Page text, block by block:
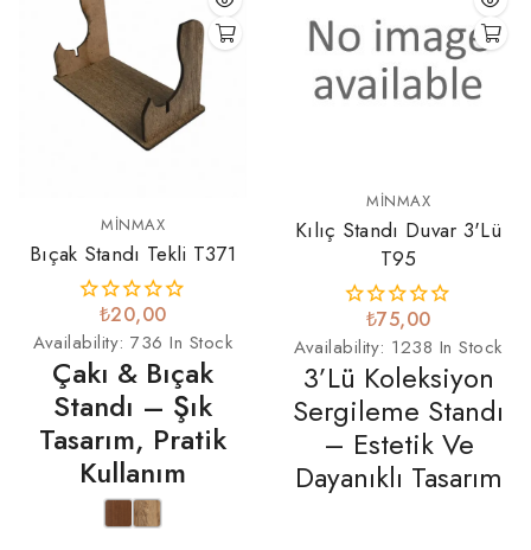
MINMAX
Bıçak Standı Tekli T371
₺20,00
Availability: 736 In Stock
Çakı & Bıçak
Standı – Şık
Tasarım, Pratik
Kullanım
MINMAX
Kılıç Standı Duvar 3'lü
T95
₺75,00
Availability: 1238 In Stock
3’lü Koleksiyon
Sergileme Standı
– Estetik Ve
Dayanıklı Tasarım